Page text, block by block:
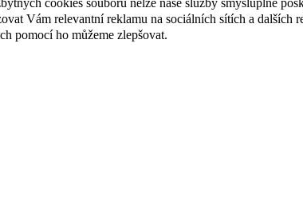
cookies souborů nelze naše služby smysluplně
Vám relevantní reklamu na sociálních sítích a dalších
pomocí ho můžeme zlepšovat.